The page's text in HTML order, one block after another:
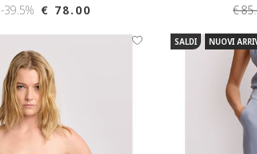
-39.5% € 78.00 €
SALDI NUOVI